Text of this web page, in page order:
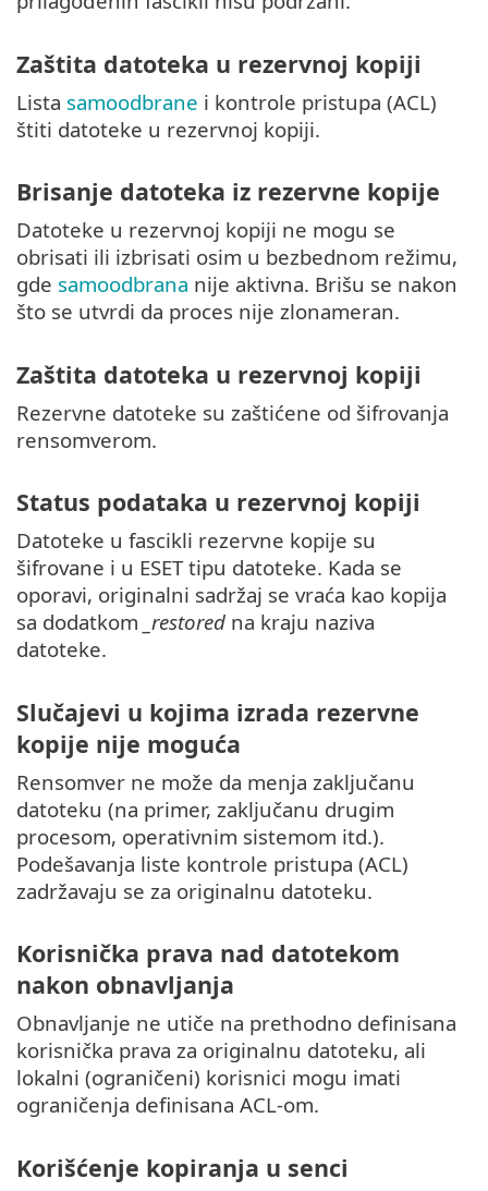
Zaštita datoteka u rezervnoj kopiji
Lista samoodbrane i kontrole pristupa (ACL)
štiti datoteke u rezervnoj kopiji.
Brisanje datoteka iz rezervne kopije
Datoteke u rezervnoj kopiji ne mogu se
obrisati ili izbrisati osim u bezbednom režimu,
gde samoodbrana nije aktivna. Brišu se nakon
što se utvrdi da proces nije zlonameran.
Zaštita datoteka u rezervnoj kopiji
Rezervne datoteke su zaštićene od šifrovanja
rensomverom.
Status podataka u rezervnoj kopiji
Datoteke u fascikli rezervne kopije su
šifrovane i u ESET tipu datoteke. Kada se
oporavi, originalni sadržaj se vraća kao kopija
sa dodatkom _restored na kraju naziva
datoteke.
Slučajevi u kojima izrada rezervne
kopije nije moguća
Rensomver ne može da menja zaključanu
datoteku (na primer, zaključanu drugim
procesom, operativnim sistemom itd.).
Podešavanja liste kontrole pristupa (ACL)
zadržavaju se za originalnu datoteku.
Korisnička prava nad datotekom
nakon obnavljanja
Obnavljanje ne utiče na prethodno definisana
korisnička prava za originalnu datoteku, ali
lokalni (ograničeni) korisnici mogu imati
ograničenja definisana ACL-om.
Korišćenje kopiranja u senci